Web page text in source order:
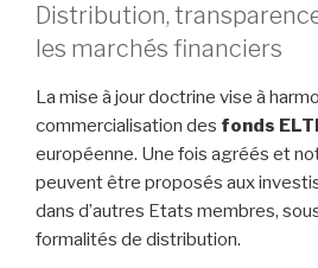
Distribution,
les marchés financiers
La mise à jour doctrine vise à
commercialisation des fonds
européenne. Une fois agréés et
peuvent être proposés aux
dans d’autres Etats membres,
formalités de distribution.